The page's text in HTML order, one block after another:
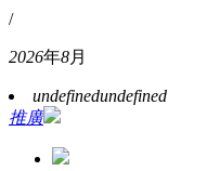
/
2026年8月
undefinedundefined
推廣